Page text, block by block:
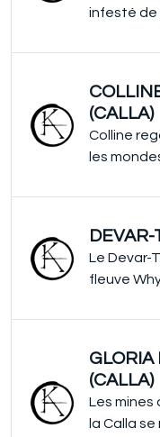
infesté de
(CALLA)
Colline
les
Le Devar-
fleuve
GLORIA
(CALLA)
Les mines
la Calla